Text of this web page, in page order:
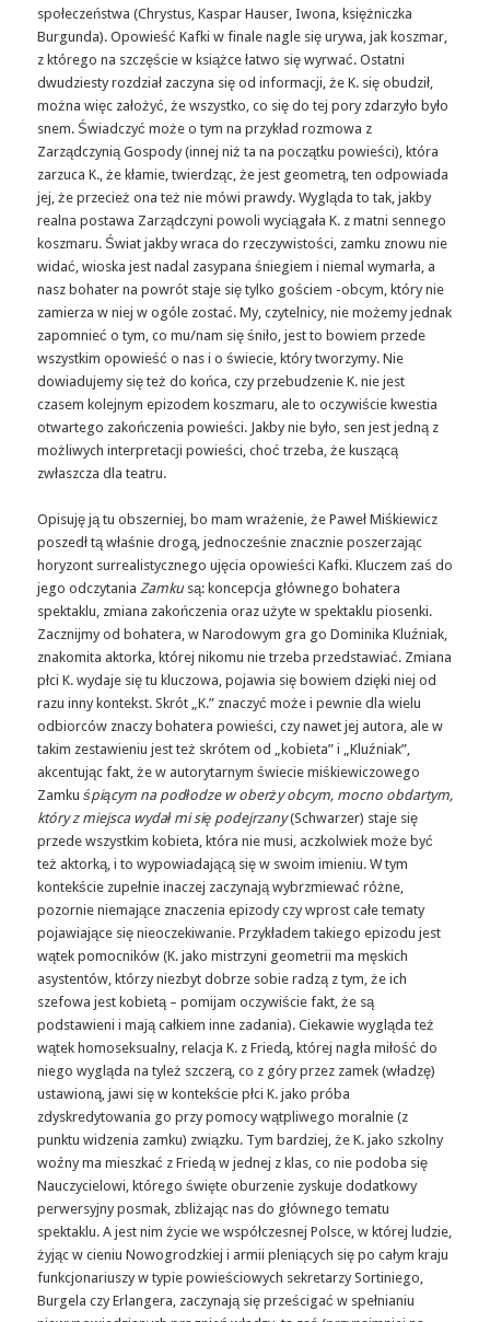
społeczeństwa (Chrystus, Kaspar Hauser, Iwona, księżniczka
Burgunda). Opowieść Kafki w finale nagle się urywa, jak koszmar,
z którego na szczęście w książce łatwo się wyrwać. Ostatni
dwudziesty rozdział zaczyna się od informacji, że K. się obudził,
można więc założyć, że wszystko, co się do tej pory zdarzyło było
snem. Świadczyć może o tym na przykład rozmowa z
Zarządczynią Gospody (innej niż ta na początku powieści), która
zarzuca K., że kłamie, twierdząc, że jest geometrą, ten odpowiada
jej, że przecież ona też nie mówi prawdy. Wygląda to tak, jakby
realna postawa Zarządczyni powoli wyciągała K. z matni sennego
koszmaru. Świat jakby wraca do rzeczywistości, zamku znowu nie
widać, wioska jest nadal zasypana śniegiem i niemal wymarła, a
nasz bohater na powrót staje się tylko gościem -obcym, który nie
zamierza w niej w ogóle zostać. My, czytelnicy, nie możemy jednak
zapomnieć o tym, co mu/nam się śniło, jest to bowiem przede
wszystkim opowieść o nas i o świecie, który tworzymy. Nie
dowiadujemy się też do końca, czy przebudzenie K. nie jest
czasem kolejnym epizodem koszmaru, ale to oczywiście kwestia
otwartego zakończenia powieści. Jakby nie było, sen jest jedną z
możliwych interpretacji powieści, choć trzeba, że kuszącą
zwłaszcza dla teatru.
Opisuję ją tu obszerniej, bo mam wrażenie, że Paweł Miśkiewicz
poszedł tą właśnie drogą, jednocześnie znacznie poszerzając
horyzont surrealistycznego ujęcia opowieści Kafki. Kluczem zaś do
jego odczytania Zamku są: koncepcja głównego bohatera
spektaklu, zmiana zakończenia oraz użyte w spektaklu piosenki.
Zacznijmy od bohatera, w Narodowym gra go Dominika Kluźniak,
znakomita aktorka, której nikomu nie trzeba przedstawiać. Zmiana
płci K. wydaje się tu kluczowa, pojawia się bowiem dzięki niej od
razu inny kontekst. Skrót „K.” znaczyć może i pewnie dla wielu
odbiorców znaczy bohatera powieści, czy nawet jej autora, ale w
takim zestawieniu jest też skrótem od „kobieta” i „Kluźniak”,
akcentując fakt, że w autorytarnym świecie miśkiewiczowego
Zamku śpiącym na podłodze w oberży obcym, mocno obdartym,
który z miejsca wydał mi się podejrzany(Schwarzer) staje się
przede wszystkim kobieta, która nie musi, aczkolwiek może być
też aktorką, i to wypowiadającą się w swoim imieniu. W tym
kontekście zupełnie inaczej zaczynają wybrzmiewać różne,
pozornie niemające znaczenia epizody czy wprost całe tematy
pojawiające się nieoczekiwanie. Przykładem takiego epizodu jest
wątek pomocników (K. jako mistrzyni geometrii ma męskich
asystentów, którzy niezbyt dobrze sobie radzą z tym, że ich
szefowa jest kobietą – pomijam oczywiście fakt, że są
podstawieni i mają całkiem inne zadania). Ciekawie wygląda też
wątek homoseksualny, relacja K. z Friedą, której nagła miłość do
niego wygląda na tyleż szczerą, co z góry przez zamek (władzę)
ustawioną, jawi się w kontekście płci K. jako próba
zdyskredytowania go przy pomocy wątpliwego moralnie (z
punktu widzenia zamku) związku. Tym bardziej, że K. jako szkolny
woźny ma mieszkać z Friedą w jednej z klas, co nie podoba się
Nauczycielowi, którego święte oburzenie zyskuje dodatkowy
perwersyjny posmak, zbliżając nas do głównego tematu
spektaklu. A jest nim życie we współczesnej Polsce, w której ludzie,
żyjąc w cieniu Nowogrodzkiej i armii pleniących się po całym kraju
funkcjonariuszy w typie powieściowych sekretarzy Sortiniego,
Burgela czy Erlangera, zaczynają się prześcigać w spełnianiu